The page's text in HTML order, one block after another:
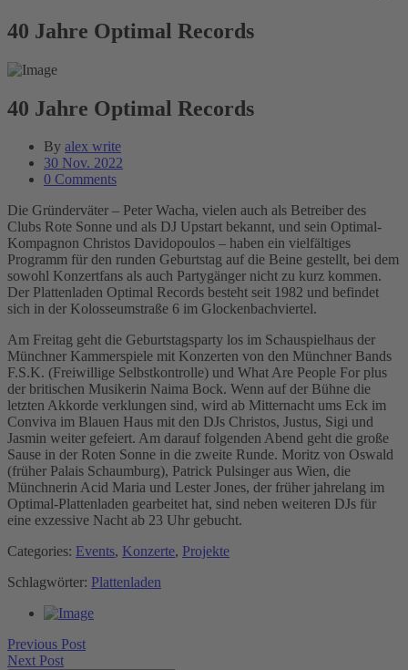
40 Jahre Optimal Records
40 Jahre Optimal Records
By alex write
30 Nov. 2022
0 Comments
Die Gründerväter – Peter Wacha, vielen auch als Betreiber des
Clubs Rote Sonne und als DJ Upstart bekannt, und sein Optimal-
Kompagnon Christos Davidopoulos – haben ein vielfältiges
Programm für den runden Geburtstag auf die Beine gestellt, bei dem
sowohl Konzertfans als auch Partygänger nicht zu kurz kommen.
Der Plattenladen Optimal Records besteht seit 1982 und befindet
sich in der Kolosseumstraße 6 im Glockenbachviertel.
Am Freitag geht die Geburtstagsparty los im Schauspielhaus der
Münchner Kammerspiele mit Konzerten von den Münchner Bands
F.S.K. (Freiwillige Selbstkontrolle) und What Are People For plus
der britischen Musikerin Naima Bock. Wenn auf der Bühne die
letzten Akkorde verklungen sind, wird ab Mitternacht ums Eck im
Conviva im Blauen Haus mit den DJs Christos, Justus, Sigi und
Jasmin weiter gefeiert. Am darauf folgenden Abend geht die große
Sause in der Roten Sonne in die zweite Runde. Moritz von Oswald
(früher Palais Schaumburg), Patrick Pulsinger aus Wien, die
Münchnerin Acid Maria und Lester Jones, der früher jahrelang im
Optimal-Plattenladen gearbeitet hat, sind neben weiteren DJs für
eine exzessive Nacht ab 23 Uhr gebucht.
Categories: Events, Konzerte, Projekte
Schlagwörter: Plattenladen
Previous Post
Next Post